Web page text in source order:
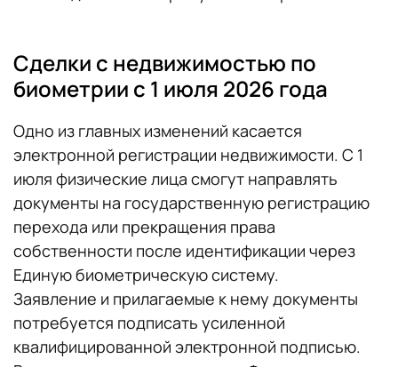
Сделки с недвижимостью по
биометрии с 1 июля 2026 года
Одно из главных изменений касается
электронной регистрации недвижимости. С 1
июля физические лица смогут направлять
документы на государственную регистрацию
перехода или прекращения права
собственности после идентификации через
Единую биометрическую систему.
Заявление и прилагаемые к нему документы
потребуется подписать усиленной
квалифицированной электронной подписью.